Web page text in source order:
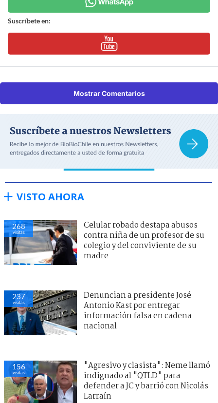
Suscríbete en:
Mostrar Comentarios
VISTO AHORA
268
visitas
Celular robado destapa abusos
contra niña de un profesor de su
colegio y del conviviente de su
madre
237
visitas
Denuncian a presidente José
Antonio Kast por entregar
información falsa en cadena
nacional
156
visitas
"Agresivo y clasista": Neme llamó
indignado al "QTLD" para
defender a JC y barrió con Nicolás
Larraín